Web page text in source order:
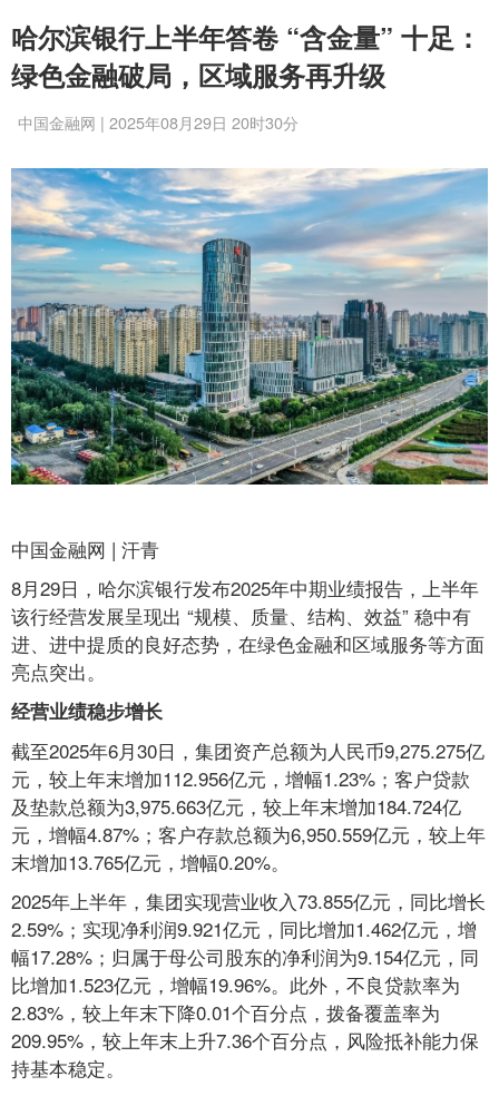
哈尔滨银行上半年答卷 “含金量” 十足：
绿色金融破局，区域服务再升级
中国金融网 | 2025年08月29日 20时30分
中国金融网 | 汗青
8月29日，哈尔滨银行发布2025年中期业绩报告，上半年
该行经营发展呈现出 “规模、质量、结构、效益” 稳中有
进、进中提质的良好态势，在绿色金融和区域服务等方面
亮点突出。
经营业绩稳步增长
截至2025年6月30日，集团资产总额为人民币9,275.275亿
元，较上年末增加112.956亿元，增幅1.23%；客户贷款
及垫款总额为3,975.663亿元，较上年末增加184.724亿
元，增幅4.87%；客户存款总额为6,950.559亿元，较上年
末增加13.765亿元，增幅0.20%。
2025年上半年，集团实现营业收入73.855亿元，同比增长
2.59%；实现净利润9.921亿元，同比增加1.462亿元，增
幅17.28%；归属于母公司股东的净利润为9.154亿元，同
比增加1.523亿元，增幅19.96%。此外，不良贷款率为
2.83%，较上年末下降0.01个百分点，拨备覆盖率为
209.95%，较上年末上升7.36个百分点，风险抵补能力保
持基本稳定。